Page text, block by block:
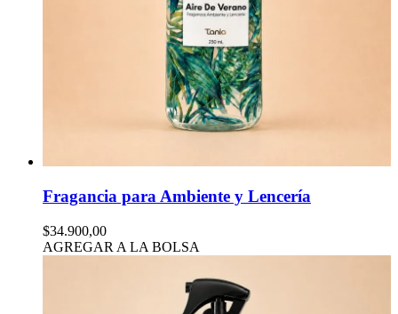
Fragancia para Ambiente y Lencería
$34.900,00
AGREGAR A LA BOLSA